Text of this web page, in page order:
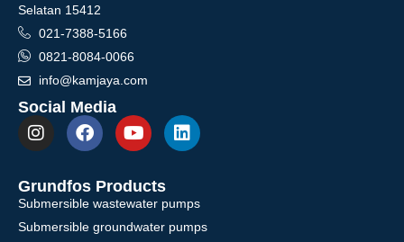
Selatan 15412
021-7388-5166
0821-8084-0066
info@kamjaya.com
Social Media
Grundfos Products
Submersible wastewater pumps
Submersible groundwater pumps